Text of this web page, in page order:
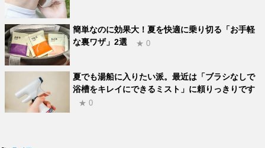
簡単なのに効果大！夏を快適に乗り切る「お手軽
な裏ワザ」2選
★ 0
夏でも湯船に入りたい派。最近は「ブラシなしで
浴槽をキレイにできるミスト」に頼りっきりです
★ 0